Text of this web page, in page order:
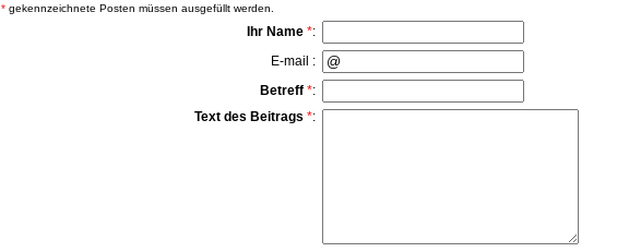
*gekennzeichnete Posten müssen ausgefüllt werden.
Ihr Name *:
E-mail :
Betreff *:
Text des Beitrags *: